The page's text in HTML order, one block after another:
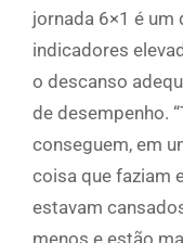
jornada 6×1 é
indicadores
o descanso
de desempenho.
conseguem, em
coisa que faziam
estavam